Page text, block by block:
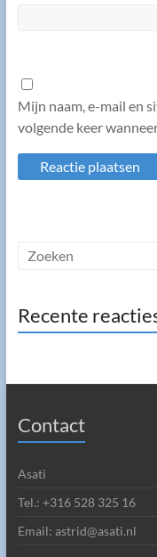
Mijn naam, e-mail en
volgende keer
Recente
Contact
Asati
Tel.: +316 528 325 16
Email: astrid@asati.nl